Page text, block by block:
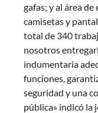
gafas; y al área
camisetas y
total de 340
nosotros
indumentaria
funciones,
seguridad y una
pública» indicó la